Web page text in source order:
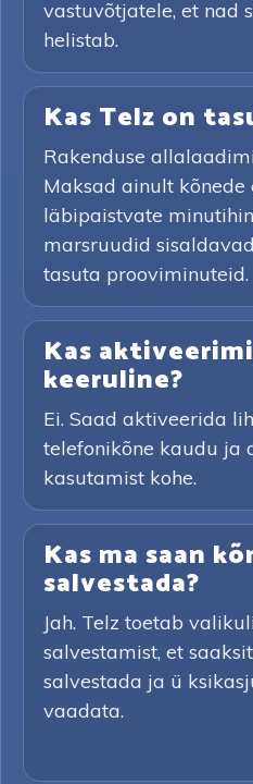
vastuvõtjatele, et nad
helistab.
Kas Telz on
Rakenduse
Maksad ainult kõnede
läbipaistvate
marsruudid
tasuta prooviminuteid.
Kas
keeruline?
Ei. Saad aktiveerida
telefonikõne kaudu ja
kasutamist kohe.
Kas ma saan
salvestada?
Jah. Telz toetab
salvestamist, et
salvestada ja ü
vaadata.